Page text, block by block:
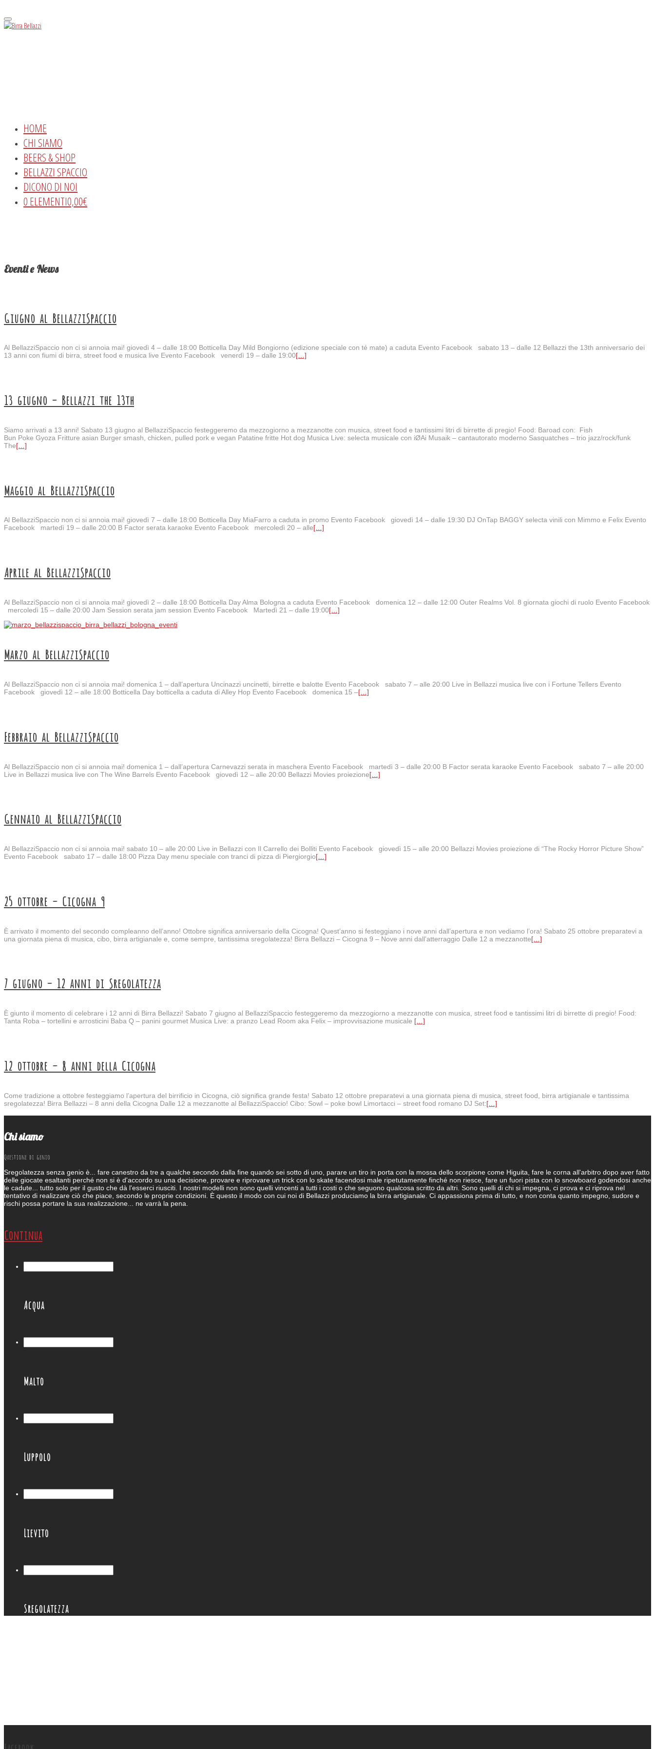
Menu
HOME
CHI SIAMO
BEERS & SHOP
BELLAZZI SPACCIO
DICONO DI NOI
0 ELEMENTI0,00€
Eventi e News
Giugno al BellazziSpaccio
Al BellazziSpaccio non ci si annoia mai! giovedì 4 – dalle 18:00 Botticella Day Mild Bongiorno (edizione speciale con té mate) a caduta Evento Facebook sabato 13 – dalle 12 Bellazzi the 13th anniversario dei
13 anni con fiumi di birra, street food e musica live Evento Facebook venerdì 19 – dalle 19:00[…]
13 giugno – Bellazzi the 13th
Siamo arrivati a 13 anni! Sabato 13 giugno al BellazziSpaccio festeggeremo da mezzogiorno a mezzanotte con musica, street food e tantissimi litri di birrette di pregio! Food: Baroad con: Fish
Bun Poke Gyoza Fritture asian Burger smash, chicken, pulled pork e vegan Patatine fritte Hot dog Musica Live: selecta musicale con iØAi Musaik – cantautorato moderno Sasquatches – trio jazz/rock/funk
The[…]
Maggio al BellazziSpaccio
Al BellazziSpaccio non ci si annoia mai! giovedì 7 – dalle 18:00 Botticella Day MiaFarro a caduta in promo Evento Facebook giovedì 14 – dalle 19:30 DJ OnTap BAGGY selecta vinili con Mimmo e Felix Evento
Facebook martedì 19 – dalle 20:00 B Factor serata karaoke Evento Facebook mercoledì 20 – alle[…]
Aprile al BellazziSpaccio
Al BellazziSpaccio non ci si annoia mai! giovedì 2 – dalle 18:00 Botticella Day Alma Bologna a caduta Evento Facebook domenica 12 – dalle 12:00 Outer Realms Vol. 8 giornata giochi di ruolo Evento Facebook
mercoledì 15 – dalle 20:00 Jam Session serata jam session Evento Facebook Martedì 21 – dalle 19:00[…]
Marzo al BellazziSpaccio
Al BellazziSpaccio non ci si annoia mai! domenica 1 – dall’apertura Uncinazzi uncinetti, birrette e balotte Evento Facebook sabato 7 – alle 20:00 Live in Bellazzi musica live con i Fortune Tellers Evento
Facebook giovedì 12 – alle 18:00 Botticella Day botticella a caduta di Alley Hop Evento Facebook domenica 15 –[…]
Febbraio al BellazziSpaccio
Al BellazziSpaccio non ci si annoia mai! domenica 1 – dall’apertura Carnevazzi serata in maschera Evento Facebook martedì 3 – dalle 20:00 B Factor serata karaoke Evento Facebook sabato 7 – alle 20:00
Live in Bellazzi musica live con The Wine Barrels Evento Facebook giovedì 12 – alle 20:00 Bellazzi Movies proiezione[…]
Gennaio al BellazziSpaccio
Al BellazziSpaccio non ci si annoia mai! sabato 10 – alle 20:00 Live in Bellazzi con Il Carrello dei Bolliti Evento Facebook giovedì 15 – alle 20:00 Bellazzi Movies proiezione di “The Rocky Horror Picture Show”
Evento Facebook sabato 17 – dalle 18:00 Pizza Day menu speciale con tranci di pizza di Piergiorgio[…]
25 ottobre – Cicogna 9
È arrivato il momento del secondo compleanno dell’anno! Ottobre significa anniversario della Cicogna! Quest’anno si festeggiano i nove anni dall’apertura e non vediamo l’ora! Sabato 25 ottobre preparatevi a
una giornata piena di musica, cibo, birra artigianale e, come sempre, tantissima sregolatezza! Birra Bellazzi – Cicogna 9 – Nove anni dall’atterraggio Dalle 12 a mezzanotte[…]
7 giugno – 12 anni di Sregolatezza
È giunto il momento di celebrare i 12 anni di Birra Bellazzi! Sabato 7 giugno al BellazziSpaccio festeggeremo da mezzogiorno a mezzanotte con musica, street food e tantissimi litri di birrette di pregio! Food:
Tanta Roba – tortellini e arrosticini Baba Q – panini gourmet Musica Live: a pranzo Lead Room aka Felix – improvvisazione musicale […]
12 ottobre – 8 anni della Cicogna
Come tradizione a ottobre festeggiamo l’apertura del birrificio in Cicogna, ciò significa grande festa! Sabato 12 ottobre preparatevi a una giornata piena di musica, street food, birra artigianale e tantissima
sregolatezza! Birra Bellazzi – 8 anni della Cicogna Dalle 12 a mezzanotte al BellazziSpaccio! Cibo: Sowl – poke bowl Limortacci – street food romano DJ Set:[…]
Previous
Next
Chi siamo
Questione di genio
Sregolatezza senza genio è... fare canestro da tre a qualche secondo dalla fine quando sei sotto di uno, parare un tiro in porta con la mossa dello scorpione come Higuita, fare le corna all'arbitro dopo aver fatto
delle giocate esaltanti perché non si è d'accordo su una decisione, provare e riprovare un trick con lo skate facendosi male ripetutamente finché non riesce, fare un fuori pista con lo snowboard godendosi anche
le cadute... tutto solo per il gusto che dà l'esserci riusciti. I nostri modelli non sono quelli vincenti a tutti i costi o che seguono qualcosa scritto da altri. Sono quelli di chi si impegna, ci prova e ci riprova nel
tentativo di realizzare ciò che piace, secondo le proprie condizioni. È questo il modo con cui noi di Bellazzi produciamo la birra artigianale. Ci appassiona prima di tutto, e non conta quanto impegno, sudore e
rischi possa portare la sua realizzazione... ne varrà la pena.
Continua
Acqua
Malto
Luppolo
Lievito
Sregolatezza